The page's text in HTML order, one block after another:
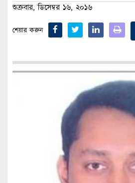
শুক্রবার, ডিসেম্বর ১৬, ২০১৬
শেয়ার করুন